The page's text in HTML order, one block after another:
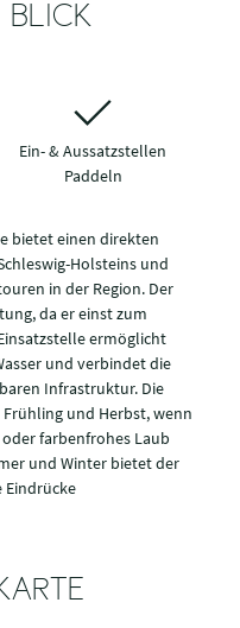
BLICK
Ein- & Aussatzstellen
Paddeln
bietet einen direkten
Holsteins und
in der Region. Der
da er einst zum
ermöglicht
und verbindet die
Infrastruktur. Die
und Herbst, wenn
farbenfrohes Laub
und Winter bietet der
Eindrücke